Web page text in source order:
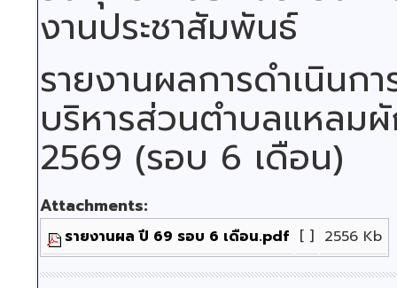
งานประชาสัมพันธ์
รายงานผลการดำเนิน
บริหารส่วนตำบลแหลม
2569 (รอบ 6 เดือน)
Attachments:
รายงานผล ปี 69 รอบ 6 เดือน.pdf [ ] 2556 Kb